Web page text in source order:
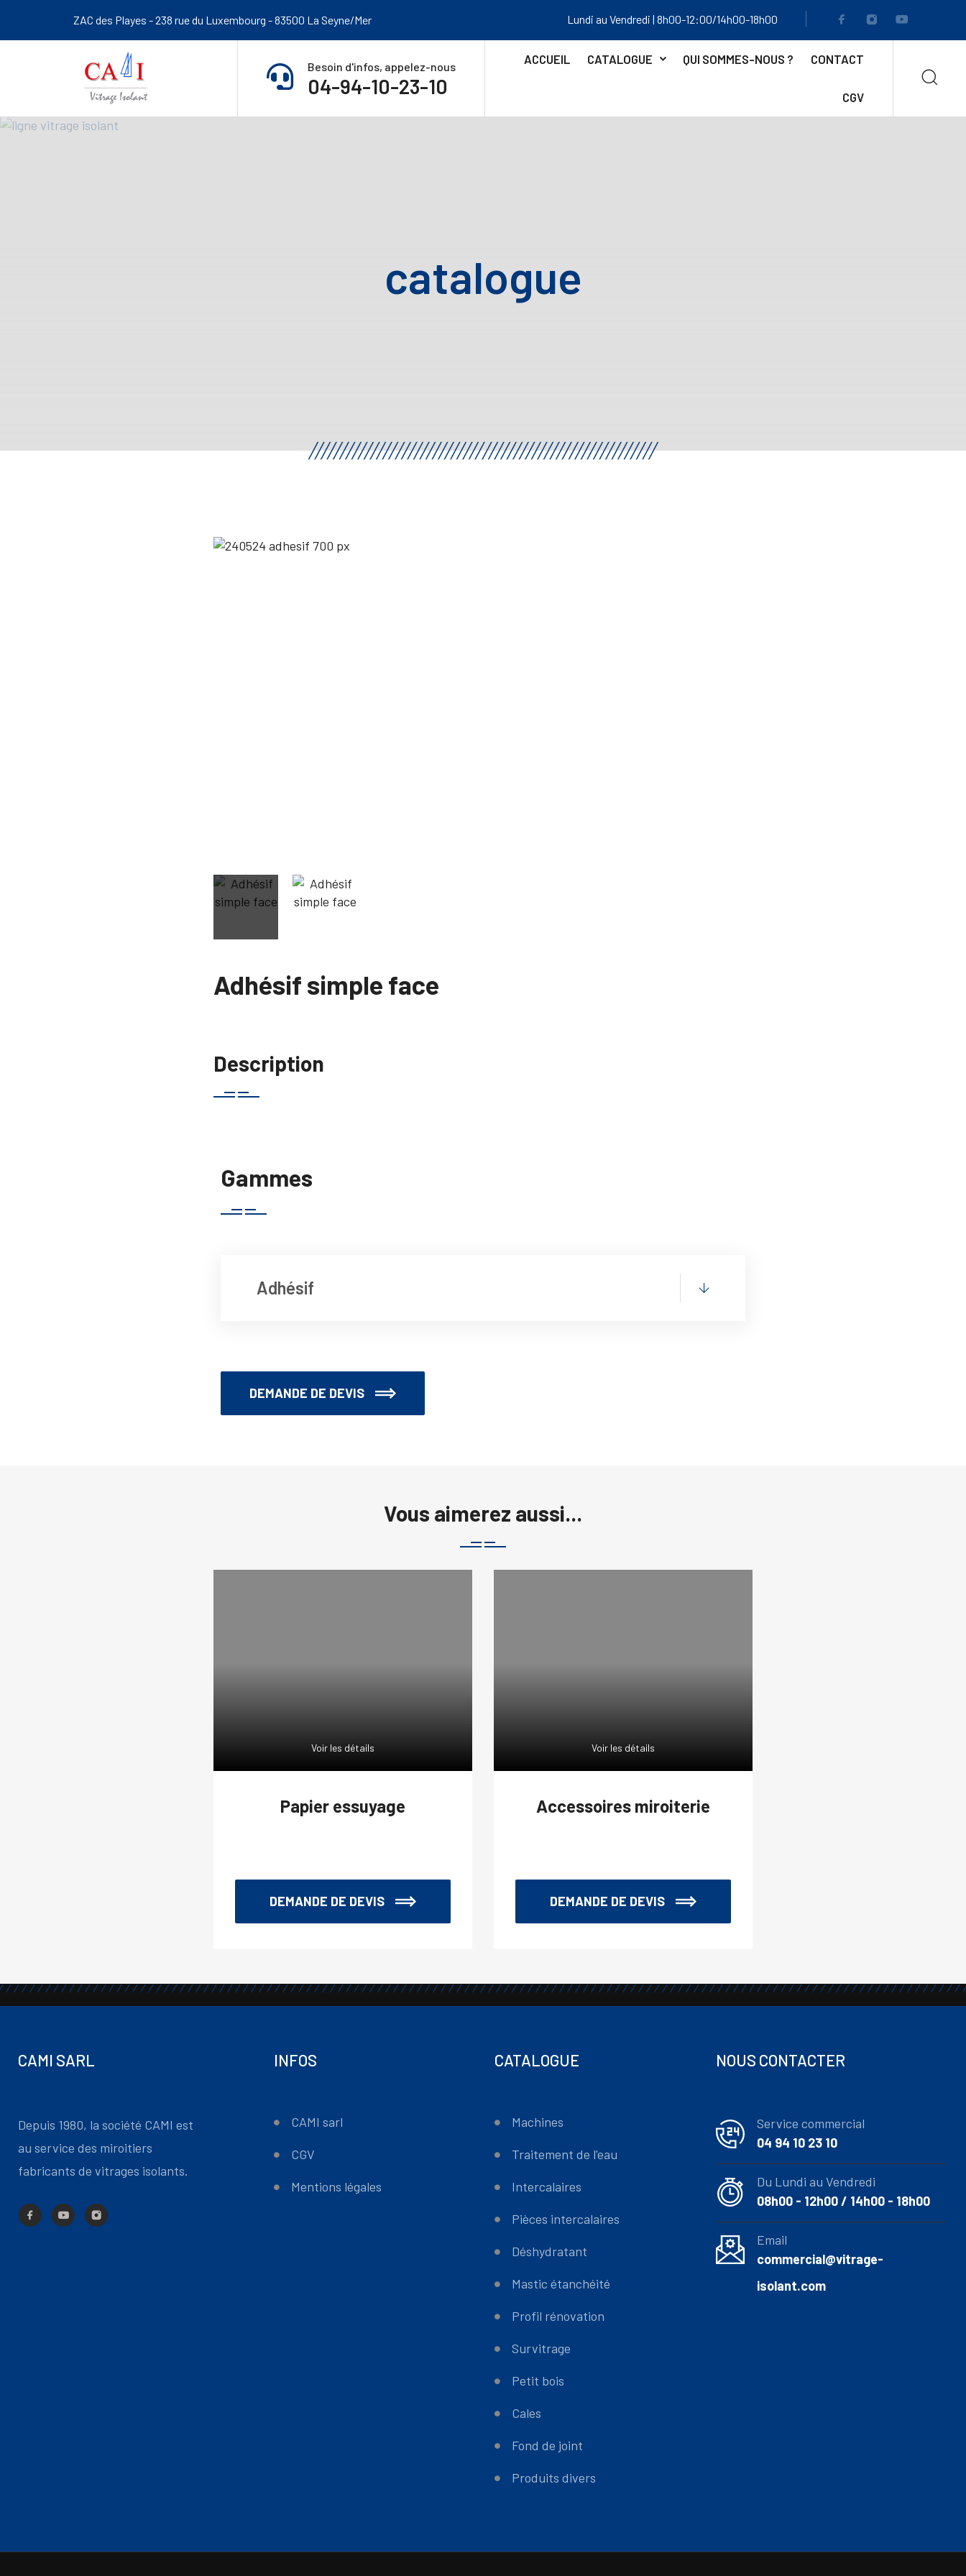
ZAC des Playes - 238 rue du Luxembourg - 83500 La Seyne/Mer Lundi au Vendredi | 8h00-12:00/14h00-18h00
Besoin d'infos, appelez-nous
04-94-10-23-10
ACCUEIL CATALOGUE QUI SOMMES-NOUS ? CONTACT
CGV
catalogue
Adhésif simple face
Description
Gammes
Adhésif
DEMANDE DE DEVIS
Vous aimerez aussi...
Voir les détails
Papier essuyage
DEMANDE DE DEVIS
Voir les détails
Accessoires miroiterie
DEMANDE DE DEVIS
CAMI SARL
Depuis 1980, la société CAMI est
au service des miroitiers
fabricants de vitrages isolants.
INFOS
CAMI sarl
CGV
Mentions légales
CATALOGUE
Machines
Traitement de l'eau
Intercalaires
Pièces intercalaires
Déshydratant
Mastic étanchéité
Profil rénovation
Survitrage
Petit bois
Cales
Fond de joint
Produits divers
NOUS CONTACTER
Service commercial
04 94 10 23 10
Du Lundi au Vendredi
08h00 - 12h00 / 14h00 - 18h00
Email
commercial@vitrage-
isolant.com